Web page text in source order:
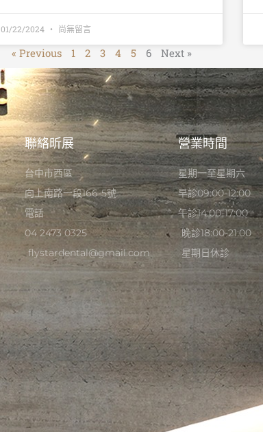
01/22/2024 尚無留言
« Previous 1 2 3 4 5 6 Next »
聯絡昕展
台中市西區
向上南路一段166-5號
電話
04 2473 0325
flystardental@gmail.com
營業時間
星期一至星期六
早診09:00-12:00
午診14:00-17:00
晚診18:00-21:00
星期日休診